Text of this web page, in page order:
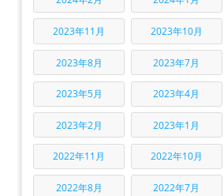
2023年11月 2023年10月
2023年8月 2023年7月
2023年5月 2023年4月
2023年2月 2023年1月
2022年11月 2022年10月
2022年8月 2022年7月